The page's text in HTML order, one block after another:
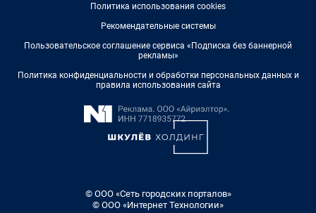
Политика использования cookies
Рекомендательные системы
Пользовательское соглашение сервиса «Подписка без баннерной
рекламы»
Политика конфиденциальности и обработки персональных данных и
правила использования сайта
© ООО «Сеть городских порталов»
© ООО «Интернет Технологии»